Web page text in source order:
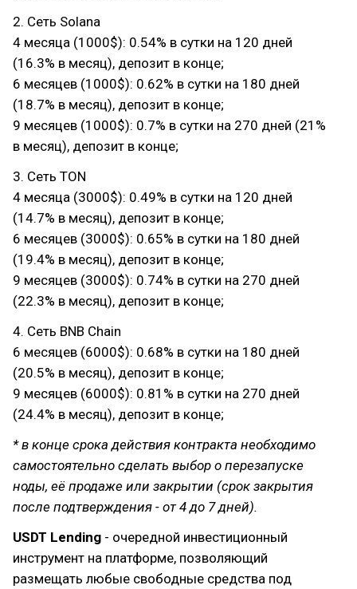
2. Сеть Solana
4 месяца (1000$): 0.54% в сутки на 120 дней
(16.3% в месяц), депозит в конце;
6 месяцев (1000$): 0.62% в сутки на 180 дней
(18.7% в месяц), депозит в конце;
9 месяцев (1000$): 0.7% в сутки на 270 дней (21%
в месяц), депозит в конце;
3. Сеть TON
4 месяца (3000$): 0.49% в сутки на 120 дней
(14.7% в месяц), депозит в конце;
6 месяцев (3000$): 0.65% в сутки на 180 дней
(19.4% в месяц), депозит в конце;
9 месяцев (3000$): 0.74% в сутки на 270 дней
(22.3% в месяц), депозит в конце;
4. Сеть BNB Chain
6 месяцев (6000$): 0.68% в сутки на 180 дней
(20.5% в месяц), депозит в конце;
9 месяцев (6000$): 0.81% в сутки на 270 дней
(24.4% в месяц), депозит в конце;
* в конце срока действия контракта необходимо
самостоятельно сделать выбор о перезапуске
ноды, её продаже или закрытии (срок закрытия
после подтверждения - от 4 до 7 дней).
USDT Lending - очередной инвестиционный
инструмент на платформе, позволяющий
размещать любые свободные средства под